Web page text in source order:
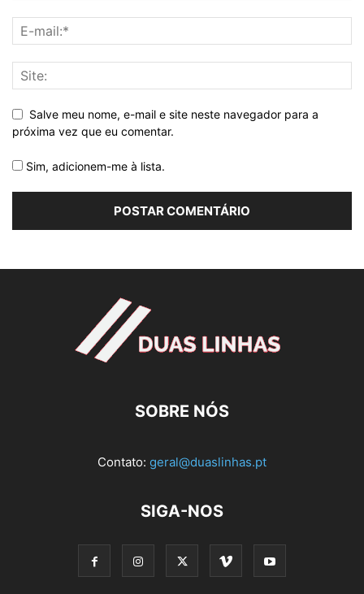
Salve meu nome, e-mail e site neste navegador para a
próxima vez que eu comentar.
Sim, adicionem-me à lista.
SOBRE NÓS
Contato: geral@duaslinhas.pt
SIGA-NOS